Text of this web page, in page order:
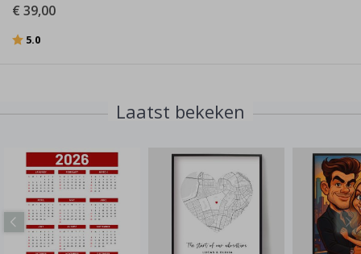
€ 39,00
Beoordeling:
5.0
Laatst bekeken